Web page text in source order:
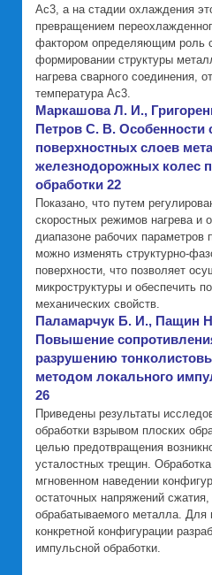
Ас3, а на стадии охлаждения
превращением
фактором определяющим роль
формировании структуры
нагрева сварного соединения,
температура Ас3.
Маркашова Л. И.,
Петров С. В. Особенности
поверхностных слоев
железнодорожных колес
обработки 22
Показано, что путем
скоростных режимов нагрева и
диапазоне рабочих параметров
можно изменять структурно-
поверхности, что позволяет
микроструктуры и обеспечить
механических свойств.
Паламарчук Б. И., Пащин
Повышение
разрушению
методом локального
26
Приведены результаты
обработки взрывом плоских
целью предотвращения
усталостных трещин.
мгновенном наведении
остаточных напряжений
обрабатываемого металла. Для
конкретной конфигурации
импульсной обработки.